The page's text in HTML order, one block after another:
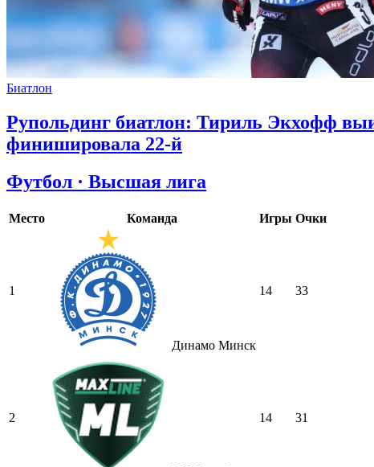
Биатлон
Рупольдинг биатлон: Тириль Экхофф
финишировала 22-й
Футбол · Высшая лига
Место Команда Игры Очки
1
Динамо Минск
14 33
2 14 31